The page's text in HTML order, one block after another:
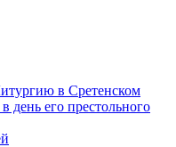
в Сретенском
день его престольного